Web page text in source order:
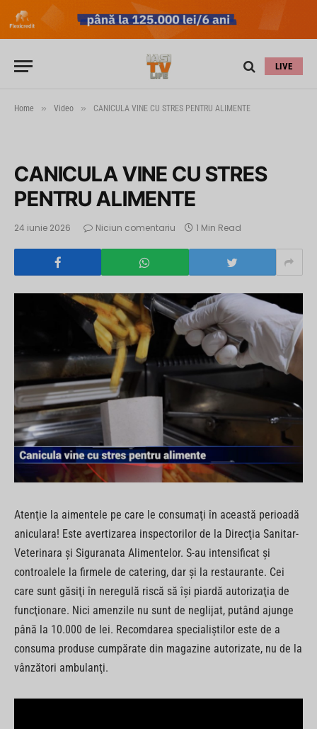
LIVE
Home » Video » CANICULA VINE CU STRES PENTRU ALIMENTE
CANICULA VINE CU STRES
PENTRU ALIMENTE
24 iunie 2026 Niciun comentariu 1 Min Read
Atenţie la aimentele pe care le consumaţi în această perioadă
aniculara! Este avertizarea inspectorilor de la Direcţia Sanitar-
Veterinara şi Siguranata Alimentelor. S-au intensificat şi
controalele la firmele de catering, dar şi la restaurante. Cei
care sunt găsiţi în neregulă riscă să îşi piardă autorizaţia de
funcţionare. Nici amenzile nu sunt de neglijat, putând ajunge
până la 10.000 de lei. Recomdarea specialiştilor este de a
consuma produse cumpărate din magazine autorizate, nu de la
vânzători ambulanţi.